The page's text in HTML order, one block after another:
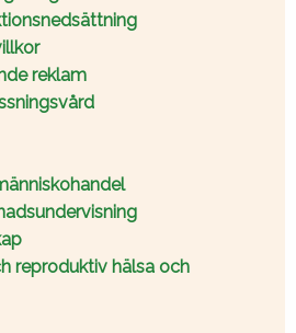
reklam
reproduktiv hälsa och